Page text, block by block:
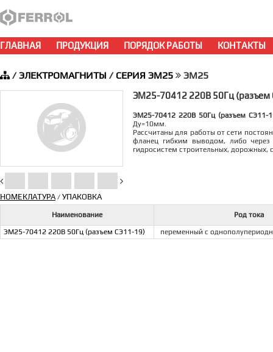
ГЛАВНАЯ ПРОДУКЦИЯ ПОРЯДОК РАБОТЫ КОНТАКТЫ
/ЭЛЕКТРОМАГНИТЫ / СЕРИЯ ЭМ25 ЭМ25
ЭМ25-70412 220В 50Гц (разъем
ЭМ25-70412 220В 50Гц (разъем СЭ11-
Ду=10мм.
Рассчитаны для работы от сети
фланец гибким выводом, либо через
гидросистем строительных, дорожных,
НОМЕКЛАТУРА/ УПАКОВКА
Наименование
Род тока
ЭМ25-70412 220В 50Гц (разъем СЭ11-19)
переменный с